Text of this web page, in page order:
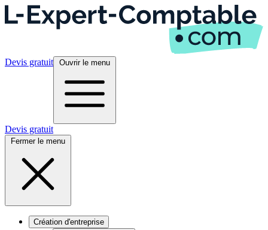
Devis gratuit Ouvrir le menu
Devis gratuit
Fermer le menu
Création d'entreprise